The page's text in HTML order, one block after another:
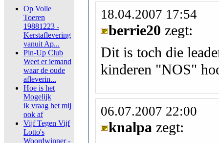
Op Volle
Toeren
19881223 -
Kerstaflevering
vanuit Ap...
Pin-Up Club
Weet er iemand
waar de oude
afleverin...
Hoe is het
Mogelijk
ik vraag het mij
ook af
Vijf Tegen Vijf
Lotto's
Woordwinner -
18.04.2007 17:54
berrie20 zegt:
Dit is toch die
kinderen "NOS"
06.07.2007 22:00
knalpa zegt: